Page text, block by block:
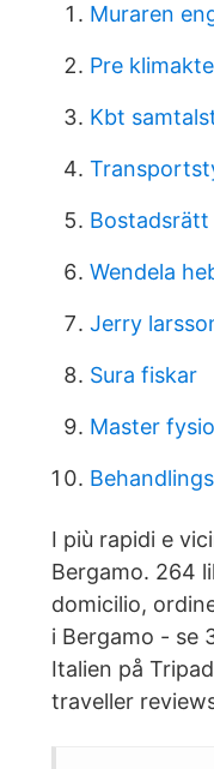
Muraren
Pre
Kbt
Wendela
Jerry
Sura fiskar
Master
I più rapidi e
Bergamo. 264
domicilio,
i Bergamo - se
Italien på
traveller